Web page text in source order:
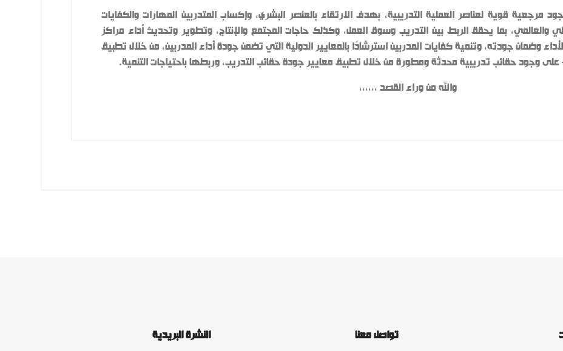
مرجعية قوية لعناصر العملية التدريبية، بهدف الارتقاء بالعنصر البشري، وإكساب المتدربين المهارات والكفايات
والعالمي، بما يحقق الربط بين التدريب وسوق العمل، وكذلك حاجات المجتمع والإنتاج، وتطوير وتحديث أداء مراكز
وضمان جودته، وتنمية كفايات المدربين استرشادًا بالمعايير الدولية التي تضمن جودة أداء المدربين، من خلال تطبيق
على وجود حقائب تدريبية محدثة ومطورة من خلال تطبيق معايير جودة حقائب التدريب، وربطها باحتياجات التنمية.
والله من وراء القصد ،،،،،،
تواصل معنا النشرة البريدية